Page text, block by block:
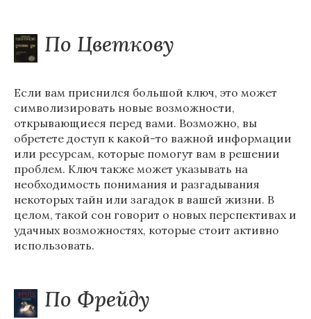
По Цветкову
Если вам приснился большой ключ, это может
символизировать новые возможности,
открывающиеся перед вами. Возможно, вы
обретете доступ к какой-то важной информации
или ресурсам, которые помогут вам в решении
проблем. Ключ также может указывать на
необходимость понимания и разгадывания
некоторых тайн или загадок в вашей жизни. В
целом, такой сон говорит о новых перспективах и
удачных возможностях, которые стоит активно
использовать.
По Фрейду